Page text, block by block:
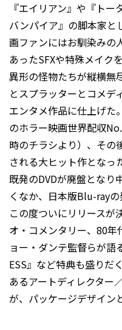
『エイリアン』や『ト
バンパイア』の脚本家と
画ファンにはお馴染みの
あったSFXや特殊メイク
異形の怪物たちが縦横無
とスプラッターとコメデ
エンタメ作品に仕上げた
のホラー映画世界配収
時のチラシより）、その
される大ヒット作となっ
既発のDVDが廃盤となり
くなか、日本版Blu-rayの
この度ついにリリースが
オ・コメンタリー、80
ョー・ダンテ監督らが語
ESS』など特典も盛りだ
あるアートディレクター
が、パッケージデザイン